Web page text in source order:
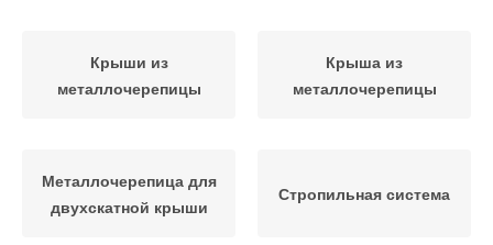
Крыши из
металлочерепицы
Крыша из
металлочерепицы
Металлочерепица для
двухскатной крыши
Стропильная система